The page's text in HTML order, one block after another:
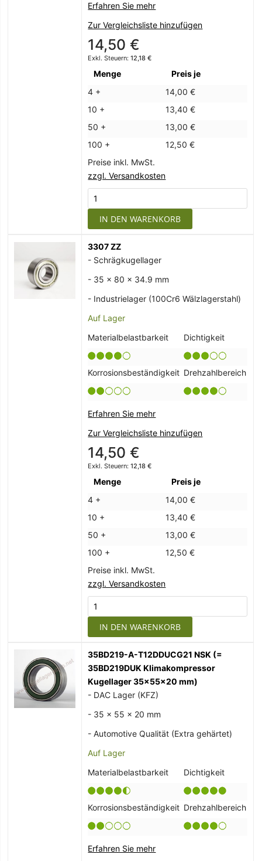
Erfahren Sie mehr
Zur Vergleichsliste hinzufügen
14,50 €
12,18 €
Menge
Preis je
4 +
14,00 €
10 +
13,40 €
50 +
13,00 €
100 +
12,50 €
Preise inkl. MwSt.
zzgl. Versandkosten
IN DEN WARENKORB
3307 ZZ
- Schrägkugellager
- 35 x 80 x 34.9 mm
- Industrielager (100Cr6 Wälzlagerstahl)
Auf Lager
Materialbelastbarkeit
Dichtigkeit
Korrosionsbeständigkeit Drehzahlbereich
Erfahren Sie mehr
Zur Vergleichsliste hinzufügen
14,50 €
12,18 €
Menge
Preis je
4 +
14,00 €
10 +
13,40 €
50 +
13,00 €
100 +
12,50 €
Preise inkl. MwSt.
zzgl. Versandkosten
IN DEN WARENKORB
35BD219-A-T12DDUCG21 NSK (=
35BD219DUK Klimakompressor
Kugellager 35x55x20 mm)
- DAC Lager (KFZ)
- 35 x 55 x 20 mm
- Automotive Qualität (Extra gehärtet)
Auf Lager
Materialbelastbarkeit
Dichtigkeit
Korrosionsbeständigkeit Drehzahlbereich
Erfahren Sie mehr